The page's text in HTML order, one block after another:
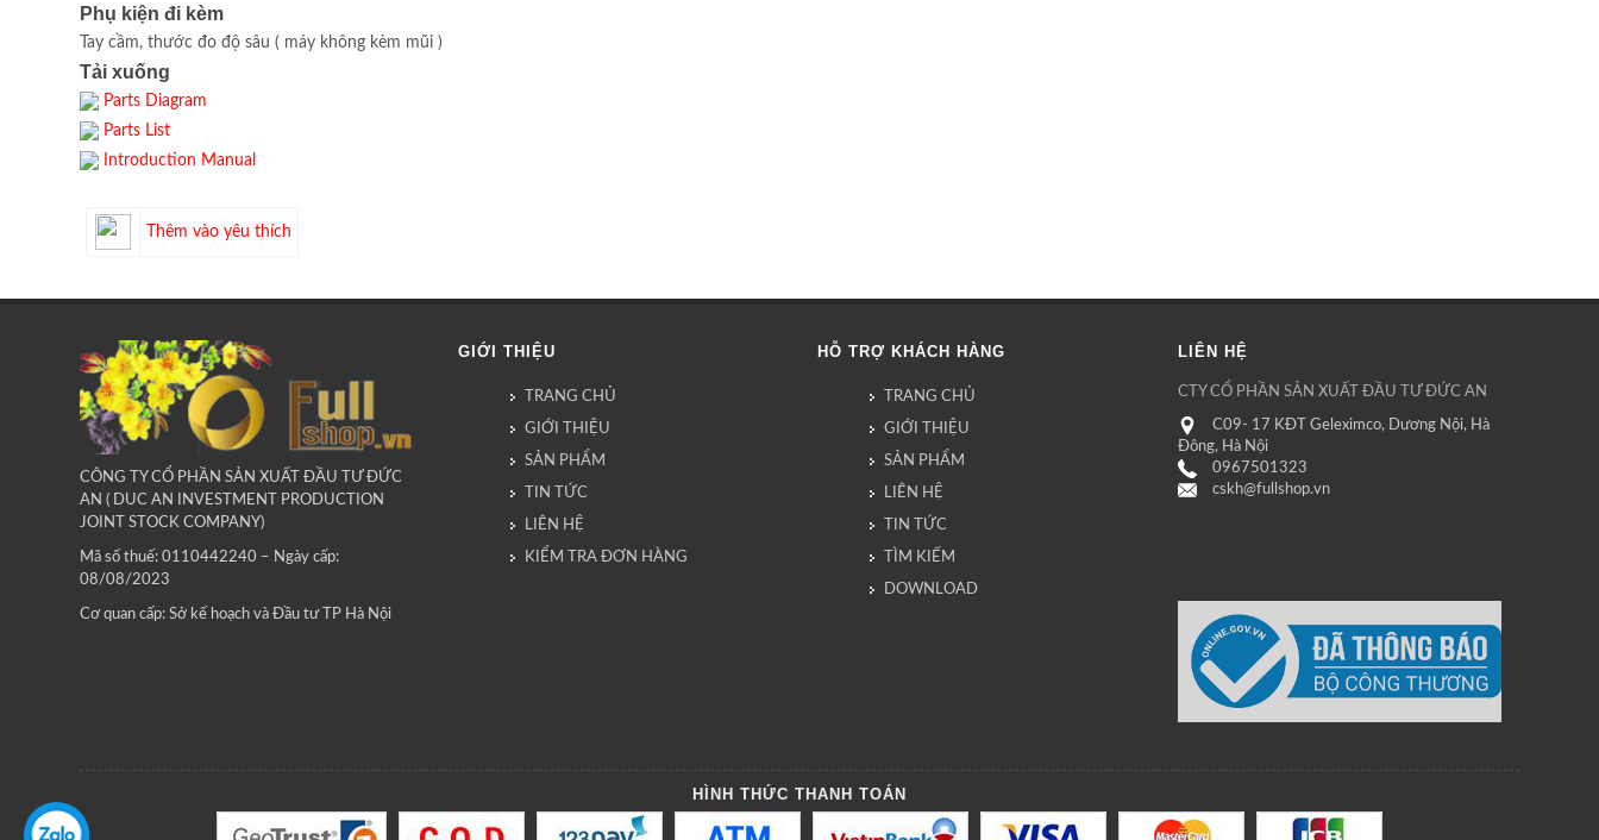
Phụ kiện đi kèm
Tay cầm, thước đo độ sâu ( máy không kèm mũi )
Tải xuống
Parts Diagram
Parts List
Introduction Manual
Thêm vào yêu thích
CÔNG TY CỔ PHẦN SẢN XUẤT ĐẦU TƯ ĐỨC
AN ( DUC AN INVESTMENT PRODUCTION
JOINT STOCK COMPANY)
Mã số thuế: 0110442240 – Ngày cấp:
08/08/2023
Cơ quan cấp: Sở kế hoạch và Đầu tư TP Hà Nội
GIỚI THIỆU
TRANG CHỦ
GIỚI THIỆU
SẢN PHẨM
TIN TỨC
LIÊN HỆ
KIỂM TRA ĐƠN HÀNG
HỖ TRỢ KHÁCH HÀNG
TRANG CHỦ
GIỚI THIỆU
SẢN PHẨM
LIÊN HỆ
TIN TỨC
TÌM KIẾM
DOWNLOAD
LIÊN HỆ
CTY CỔ PHẦN SẢN XUẤT ĐẦU TƯ ĐỨC AN
C09- 17 KĐT Geleximco, Dương Nội, Hà
Đông, Hà Nội
0967501323
cskh@fullshop.vn
HÌNH THỨC THANH TOÁN